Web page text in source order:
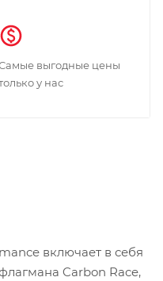
выгодные цены
у нас
включает в себя
Carbon Race,